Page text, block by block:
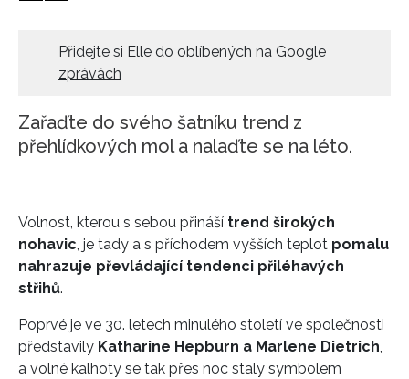
Přidejte si Elle do oblíbených na Google
zprávách
Zařaďte do svého šatníku trend z
přehlídkových mol a nalaďte se na léto.
Volnost, kterou s sebou přináší trend širokých
nohavic, je tady a s příchodem vyšších teplot pomalu
nahrazuje převládající tendenci přiléhavých
střihů.
Poprvé je ve 30. letech minulého století ve společnosti
představily Katharine Hepburn a Marlene Dietrich,
a volné kalhoty se tak přes noc staly symbolem